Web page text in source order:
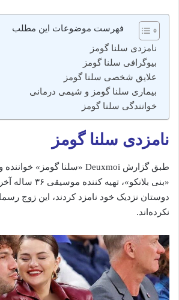
فهرست موضوعات این مطلب
نامزدی سلنا گومز
بیوگرافی سلنا گومز
علایق شخصی سلنا گومز
بیماری سلنا گومز و شیمی درمانی
خوانندگی سلنا گومز
نامزدی سلنا گومز
«بنی بلانکو»، تهیه
دوستان نزدیک خود نامزد کردند، این زوج رسما
نکرده‌اند.